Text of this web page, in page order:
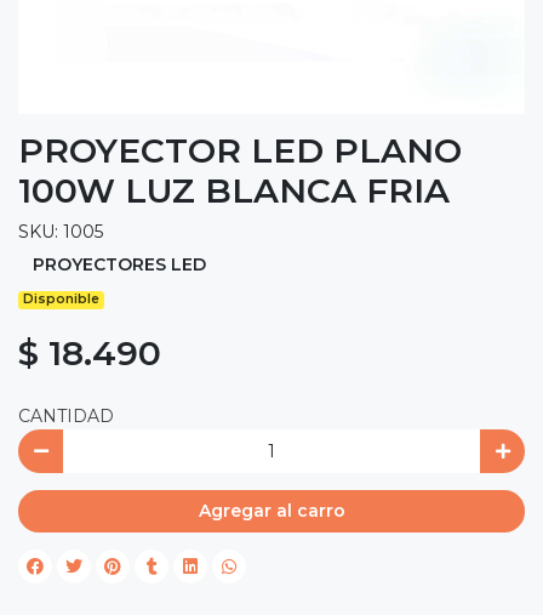
PROYECTOR LED PLANO
100W LUZ BLANCA FRIA
SKU: 1005
PROYECTORES LED
Disponible
$ 18.490
CANTIDAD
Agregar al carro